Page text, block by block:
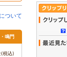
ついて
鳴門
(税込)